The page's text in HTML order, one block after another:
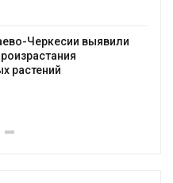
Черкесии выявили
растений